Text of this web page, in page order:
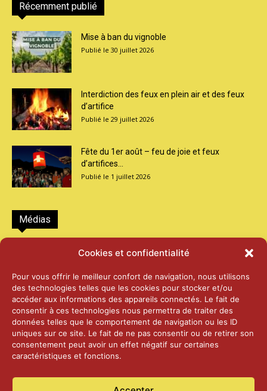
Cookies et confidentialité
Pour vous offrir le meilleur confort de navigation, nous utilisons
des technologies telles que les cookies pour stocker et/ou
accéder aux informations des appareils connectés. Le fait de
consentir à ces technologies nous permettra de traiter des
données telles que le comportement de navigation ou les ID
uniques sur ce site. Le fait de ne pas consentir ou de retirer son
consentement peut avoir un effet négatif sur certaines
caractéristiques et fonctions.
Récemment publié
Mise à ban du vignoble
30 juillet 2026
Interdiction des feux en plein air et des feux
d’artifice
29 juillet 2026
Fête du 1er août – feu de joie et feux
d’artifices...
1 juillet 2026
Médias
2026 – Laiterie d’Orsières et Abbaye de St-
25 juin 2026
2025 – Palais Fédéral – Berne
25 juin 2026
14 janvier 2025